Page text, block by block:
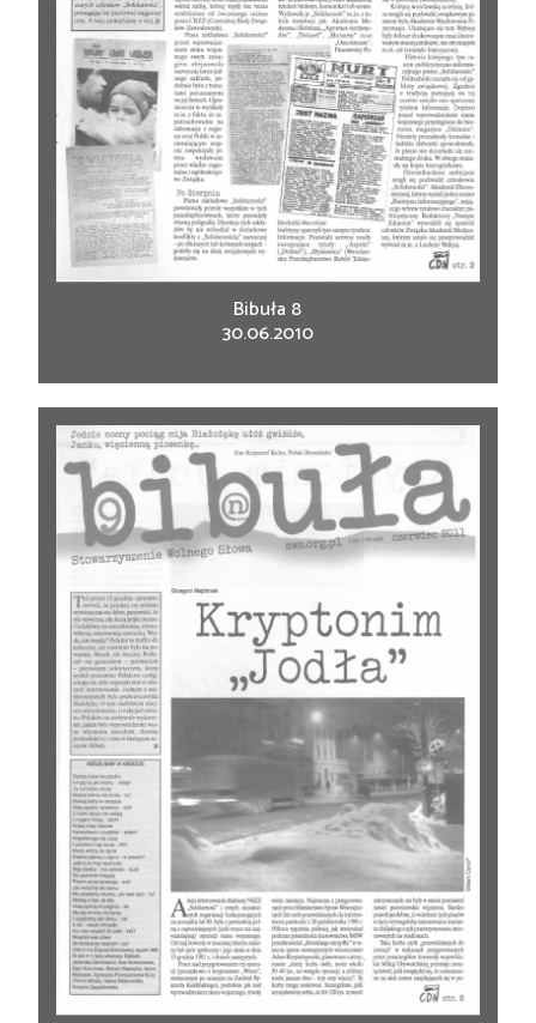
Bibuła 8
30.06.2010